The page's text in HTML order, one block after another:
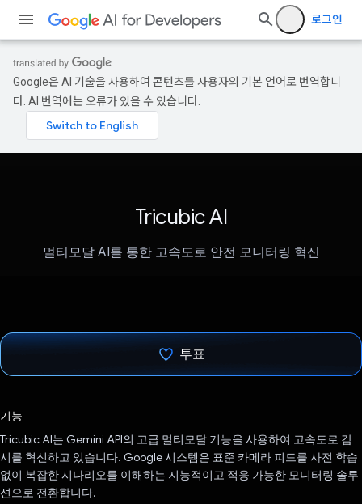
로그인
Google은 AI 기술을 사용하여 콘텐츠를 사용자의 기본 언어로 번역합니
다. AI 번역에는 오류가 있을 수 있습니다.
Tricubic AI
멀티모달 AI를 통한 고속도로 안전 모니터링 혁신
투표
기능
Tricubic AI는 Gemini API의 고급 멀티모달 기능을 사용하여 고속도로 감
시를 혁신하고 있습니다. Google 시스템은 표준 카메라 피드를 사전 학습
없이 복잡한 시나리오를 이해하는 지능적이고 적응 가능한 모니터링 솔루
션으로 전환합니다.